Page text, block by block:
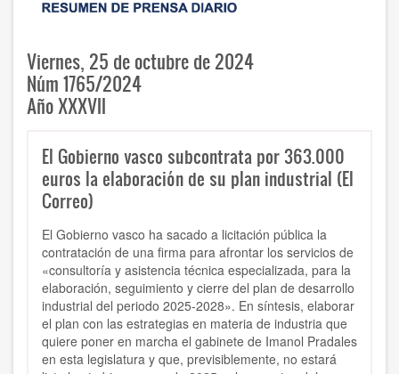
Viernes, 25 de octubre de 2024
Núm 1765/2024
Año XXXVII
El Gobierno vasco subcontrata por 363.000
euros la elaboración de su plan industrial (El
Correo)
El Gobierno vasco ha sacado a licitación pública la
contratación de una firma para afrontar los servicios de
«consultoría y asistencia técnica especializada, para la
elaboración, seguimiento y cierre del plan de desarrollo
industrial del periodo 2025-2028». En síntesis, elaborar
el plan con las estrategias en materia de industria que
quiere poner en marcha el gabinete de Imanol Pradales
en esta legislatura y que, previsiblemente, no estará